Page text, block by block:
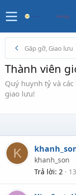
Gặp gỡ, Giao lưu
Thành viên
Quý huynh tỷ và
giao lưu!
K
khanh_son
Trả lời 2